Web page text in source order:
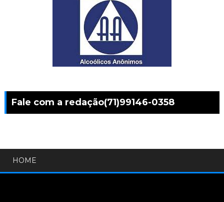
Fale com a redação(71)99146-0358
HOME